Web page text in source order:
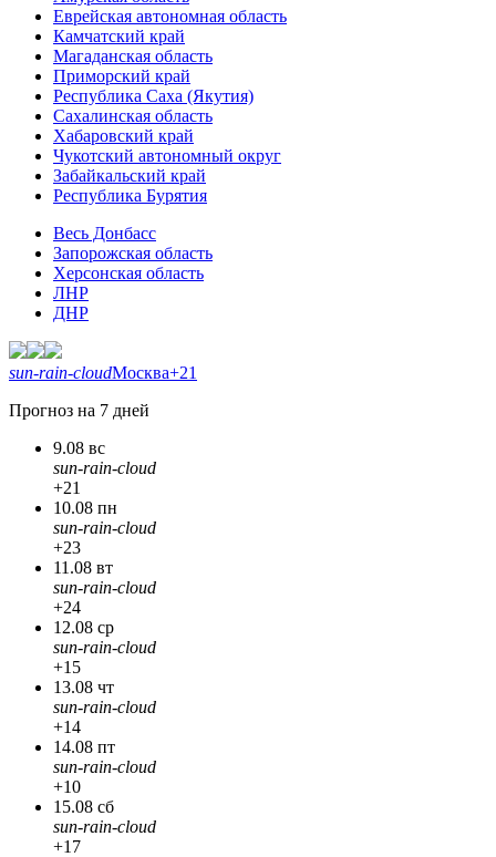
Еврейская автономная область
Камчатский край
Магаданская область
Приморский край
Республика Саха (Якутия)
Сахалинская область
Хабаровский край
Чукотский автономный округ
Забайкальский край
Республика Бурятия
Весь Донбасс
Запорожская область
Херсонская область
ЛНР
ДНР
sun-rain-cloudМосква+21
Прогноз на 7 дней
9.08 вс
sun-rain-cloud
+21
10.08 пн
sun-rain-cloud
+23
11.08 вт
sun-rain-cloud
+24
12.08 ср
sun-rain-cloud
+15
13.08 чт
sun-rain-cloud
+14
14.08 пт
sun-rain-cloud
+10
15.08 сб
sun-rain-cloud
+17